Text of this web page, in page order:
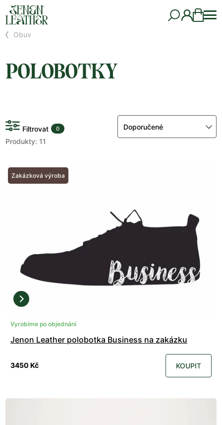
Obuv
POLOBOTKY
Filtrovat 0
Produkty: 11
Doporučené
Zakázková výroba
Vyrobíme po objednání
Jenon Leather polobotka Business na zakázku
3450 Kč KOUPIT